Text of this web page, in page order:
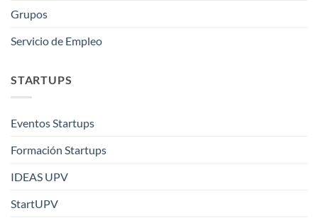
Grupos
Servicio de Empleo
STARTUPS
Eventos Startups
Formación Startups
IDEAS UPV
StartUPV